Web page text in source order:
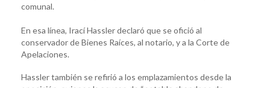
comunal.
En esa línea, Irací Hassler declaró que se ofició al
conservador de Bienes Raíces, al notario, y a la Corte de
Apelaciones.
Hassler también se refirió a los emplazamientos desde la